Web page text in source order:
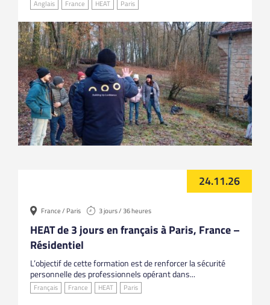
Anglais France HEAT Paris
24.11.26
France / Paris 3 jours / 36 heures
HEAT de 3 jours en français à Paris, France –
Résidentiel
L’objectif de cette formation est de renforcer la sécurité
personnelle des professionnels opérant dans...
Français France HEAT Paris